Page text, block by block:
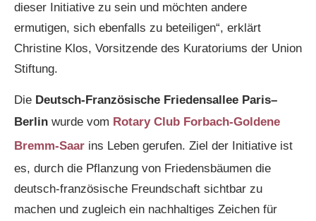
dieser Initiative zu sein und möchten andere
ermutigen, sich ebenfalls zu beteiligen“, erklärt
Christine Klos, Vorsitzende des Kuratoriums der Union
Stiftung.
Die Deutsch-Französische Friedensallee Paris–
Berlin wurde vom Rotary Club Forbach-Goldene
Bremm-Saar ins Leben gerufen. Ziel der Initiative ist
es, durch die Pflanzung von Friedensbäumen die
deutsch-französische Freundschaft sichtbar zu
machen und zugleich ein nachhaltiges Zeichen für